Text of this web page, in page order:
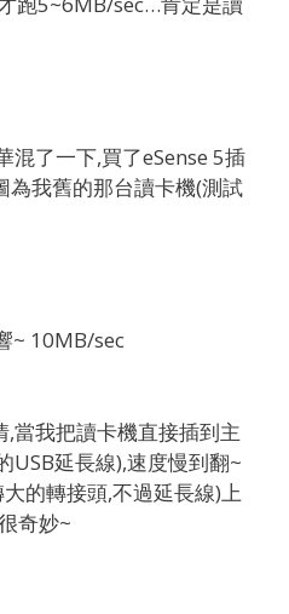
混了一下,買了eSense 5插
為我舊的那台讀卡機(測試
~ 10MB/sec
當我把讀卡機直接插到主
USB延長線),速度慢到翻~
的轉接頭,不過延長線)上
奇妙~